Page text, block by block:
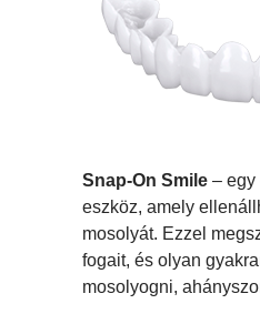
Snap‑On Smile – egy
eszköz, amely
mosolyát. Ezzel
fogait, és olyan
mosolyogni,